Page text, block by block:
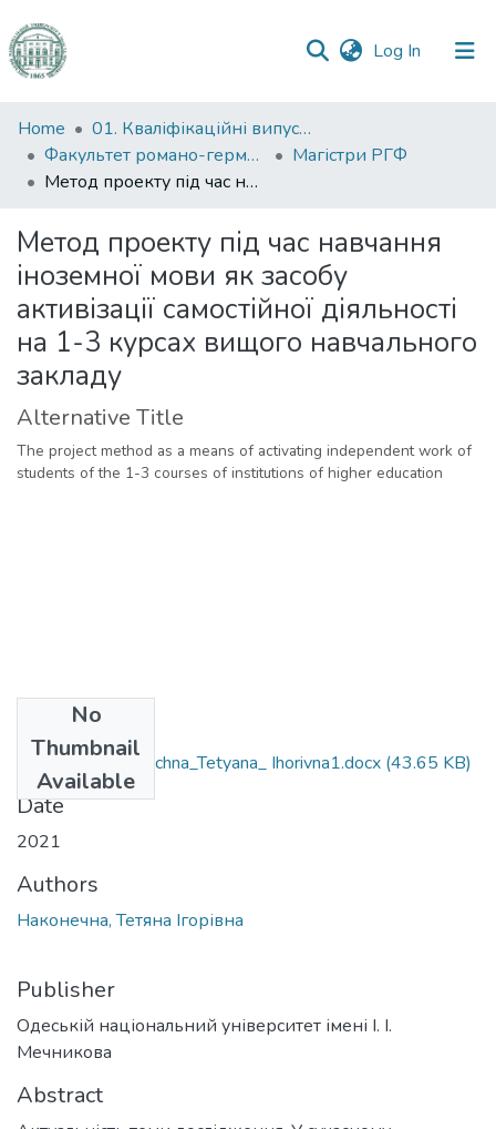
Log In (current)
Communities
&
Collections
Statistics
Home
01. Кваліфікаційні випускні роботи здобувачів вищої освіти
Факультет романо-германської філології
Магістри РГФ
Метод проекту під час навчання іноземної мови як засобу активізації самостійної діяльності на 1-3 курсах вищого навчального закладу
Метод проекту під час навчання
іноземної мови як засобу
активізації самостійної діяльності
на 1-3 курсах вищого навчального
закладу
Alternative Title
The project method as a means of activating independent work of
students of the 1-3 courses of institutions of higher education
No
Thumbnail
Available
035.041_Nakonechna_Tetyana_ Ihorivna1.docx (43.65 KB)
Date
2021
Authors
Наконечна, Тетяна Ігорівна
Publisher
Одеській національний університет імені І. І.
Мечникова
Abstract